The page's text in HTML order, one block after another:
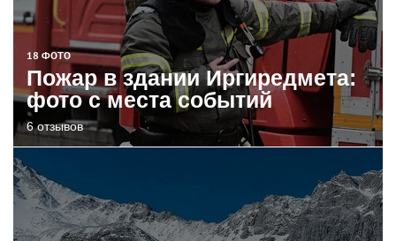
18 ФОТО
Пожар в здании Иргиредмета:
фото с места событий
6 отзывов